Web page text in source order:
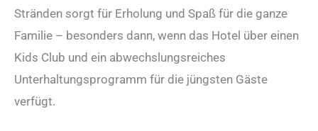
Stränden sorgt für Erholung und Spaß für die ganze
Familie – besonders dann, wenn das Hotel über einen
Kids Club und ein abwechslungsreiches
Unterhaltungsprogramm für die jüngsten Gäste
verfügt.